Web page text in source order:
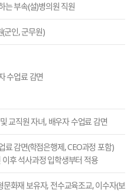
는 부속(설)병의원 직원
군인, 군무원)
수업료 감면
교직원 자녀, 배우자 수업료 감면
료 감면(학점은행제, CEO과정 포함)
후 석사과정 입학생부터 적용
문화재 보유자, 전수교육조교, 이수자(보